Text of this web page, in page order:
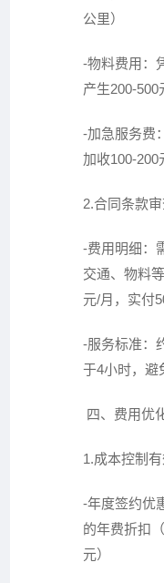
公里）
-物料费用：
产生200-500
-加急服务费
加收100-200
2.合同条款
-费用明细：
交通、物料
元/月，实付
-服务标准：
于4小时，避
四、费用优
1.成本控制
-年度签约优
的年费折扣
元）